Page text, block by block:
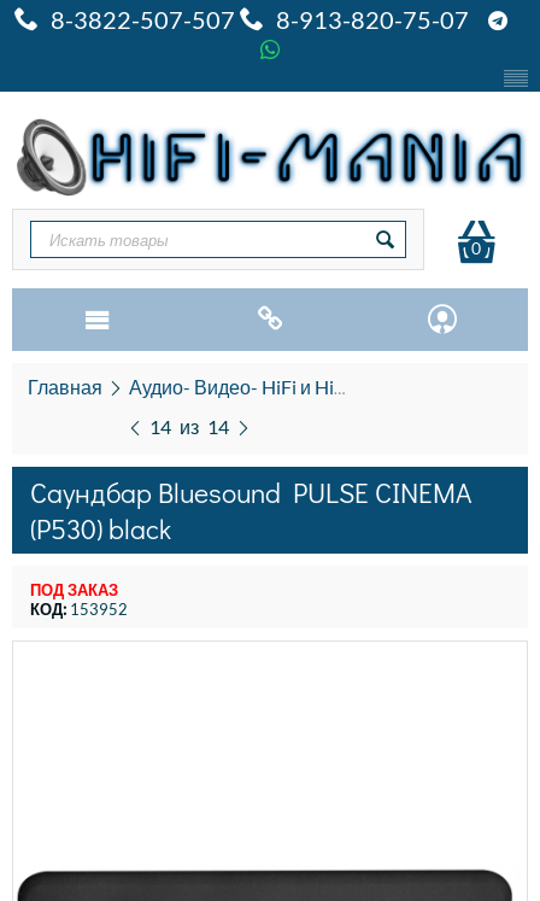
8-3822-507-507 8-913-820-75-07
0
Главная Аудио- Видео- HiFi и HiEND
14 из 14
Саундбар Bluesound PULSE CINEMA
(P530) black
ПОД ЗАКАЗ
КОД: 153952